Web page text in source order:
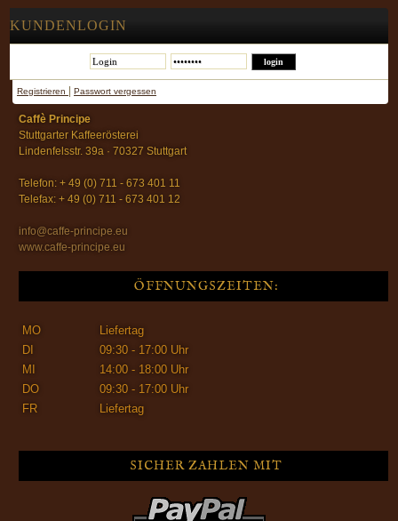
KUNDENLOGIN
Registrieren Passwort vergessen
Caffè Principe
Stuttgarter Kaffeerösterei
Lindenfelsstr. 39a · 70327 Stuttgart
Telefon: + 49 (0) 711 - 673 401 11
Telefax: + 49 (0) 711 - 673 401 12
info@caffe-principe.eu
www.caffe-principe.eu
ÖFFNUNGSZEITEN:
MO
Liefertag
DI
09:30 - 17:00 Uhr
MI
14:00 - 18:00 Uhr
DO
09:30 - 17:00 Uhr
FR
Liefertag
SICHER ZAHLEN MIT